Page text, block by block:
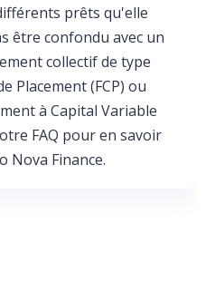
prêts qu'elle
être confondu avec un
collectif de type
Placement (FCP) ou
à Capital Variable
FAQ pour en savoir
Nova Finance.